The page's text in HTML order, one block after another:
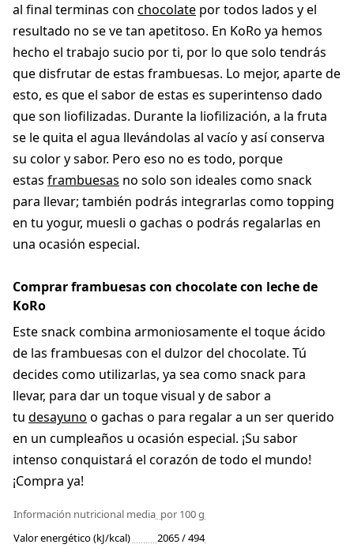
al final terminas con chocolate por todos lados y el
resultado no se ve tan apetitoso. En KoRo ya hemos
hecho el trabajo sucio por ti, por lo que solo tendrás
que disfrutar de estas frambuesas. Lo mejor, aparte de
esto, es que el sabor de estas es superintenso dado
que son liofilizadas. Durante la liofilización, a la fruta
se le quita el agua llevándolas al vacío y así conserva
su color y sabor. Pero eso no es todo, porque
estas frambuesas no solo son ideales como snack
para llevar; también podrás integrarlas como topping
en tu yogur, muesli o gachas o podrás regalarlas en
una ocasión especial.
Comprar frambuesas con chocolate con leche de
KoRo
Este snack combina armoniosamente el toque ácido
de las frambuesas con el dulzor del chocolate. Tú
decides como utilizarlas, ya sea como snack para
llevar, para dar un toque visual y de sabor a
tu desayuno o gachas o para regalar a un ser querido
en un cumpleaños u ocasión especial. ¡Su sabor
intenso conquistará el corazón de todo el mundo!
¡Compra ya!
Información nutricional media por 100 g
Valor energético (kJ/kcal)
2065 / 494